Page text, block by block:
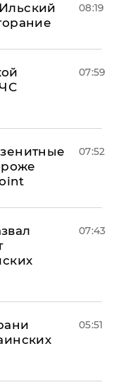
08:19
07:59
07:52
07:43
05:51